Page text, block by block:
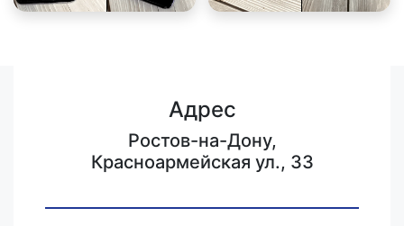
Адрес
Ростов-на-Дону,
Красноармейская ул., 33